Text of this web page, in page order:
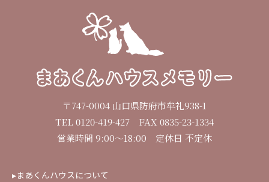
〒747-0004 山口県防府市牟礼938-1
TEL 0120-419-427 FAX 0835-23-1334
営業時間 9:00～18:00 定休日 不定休
▸まあくんハウスについて